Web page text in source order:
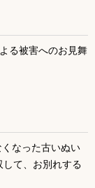
る被害へのお見舞
なった古いぬい
して、お別れする